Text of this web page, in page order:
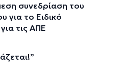
συνεδρίαση του
για το Ειδικό
τις ΑΠΕ